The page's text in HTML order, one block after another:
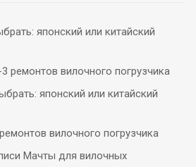
японский или китайский
ремонтов вилочного погрузчика
японский или китайский
вилочного погрузчика
Мачты для вилочных